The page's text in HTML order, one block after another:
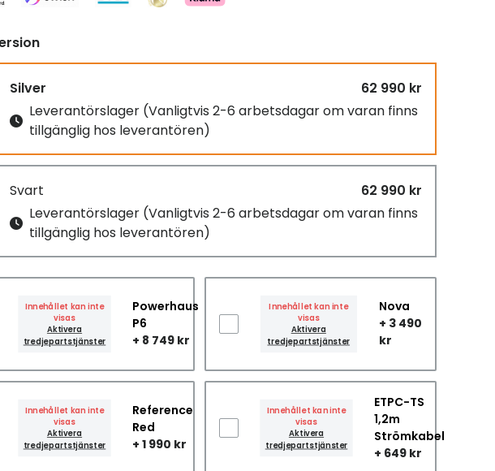
Silver
62 990 kr
Leverantörslager (Vanligtvis 2-6 arbetsdagar om varan finns
tillgänglig hos leverantören)
Svart
62 990 kr
Leverantörslager (Vanligtvis 2-6 arbetsdagar om varan finns
tillgänglig hos leverantören)
Innehållet kan inte
visas
Aktivera
tredjepartstjänster
Powerhaus
P6
+ 8 749 kr
Innehållet kan inte
visas
Aktivera
tredjepartstjänster
Nova
+ 3 490
kr
Innehållet kan inte
visas
Aktivera
tredjepartstjänster
Reference
Red
+ 1 990 kr
Innehållet kan inte
visas
Aktivera
tredjepartstjänster
ETPC-TS
1,2m
Strömkabel
+ 649 kr